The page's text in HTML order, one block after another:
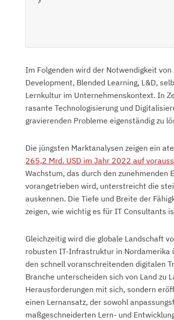
Im Folgenden wird der Notwendigkeit
Development, Blended Learning, L&D,
Lernkultur im Unternehmenskontext. In
rasante Technologisierung und
gravierenden Probleme eigenständig zu
Die jüngsten Marktanalysen zeigen ein
265,2 Mrd. USD im Jahr 2022 auf
Wachstum, das durch den zunehmenden
vorangetrieben wird, unterstreicht die
auskennen. Die Tiefe und Breite der
zeigen, wie wichtig es für IT Consultants
Gleichzeitig wird die globale Landschaft
robusten IT-Infrastruktur in Nordamerika
den schnell voranschreitenden digitalen
Branche unterscheiden sich von Land zu
Herausforderungen mit sich, sondern
einen Lernansatz, der sowohl
maßgeschneiderten Lern- und